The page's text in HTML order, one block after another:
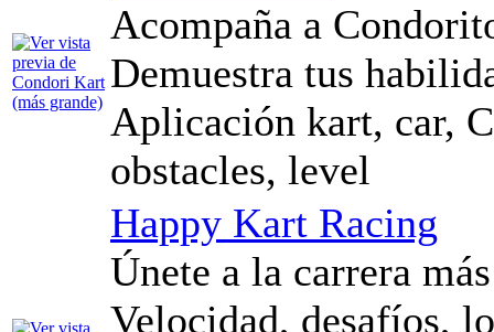
Acompaña a
Demuestra tus
Aplicación kart, car,
obstacles, level
Happy Kart Racing
Únete a la carrera
Velocidad, desafíos,